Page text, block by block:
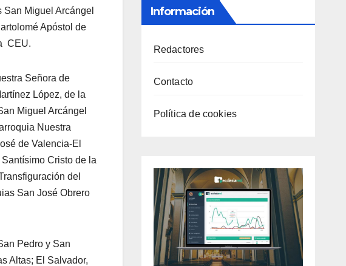
Miguel Arcángel
Apóstol de
CEU.
Señora de
López, de la
Miguel Arcángel
Nuestra
de Valencia-El
Cristo de la
del
San José Obrero
Pedro y San
Altas; El Salvador,
Información
Redactores
Contacto
Política de cookies